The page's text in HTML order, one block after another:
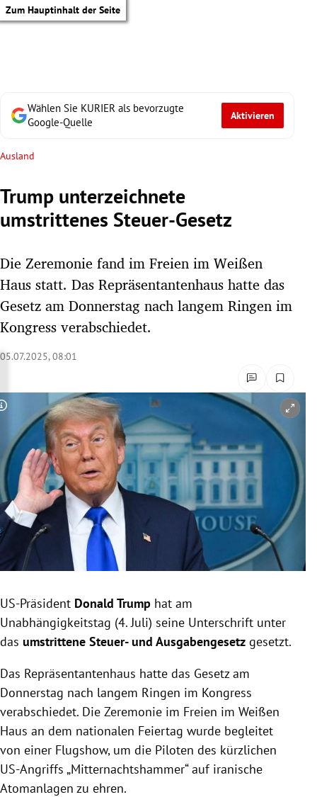
Zum Hauptinhalt der Seite
Untermenü
Untermenü
Untermenü
Untermenü
Untermenü
Untermenü
Untermenü
Untermenü
Untermenü
Untermenü
Wählen Sie KURIER als bevorzugte
Google-Quelle
Aktivieren
Ausland
Trump unterzeichnete
umstrittenes Steuer-Gesetz
Die Zeremonie fand im Freien im Weißen
Haus statt. Das Repräsentantenhaus hatte das
Gesetz am Donnerstag nach langem Ringen im
Kongress verabschiedet.
05.07.2025, 08:01
Copyright-Hinweis öffnen/schließen
US-Präsident Donald Trump hat am
Unabhängigkeitstag (4. Juli) seine Unterschrift unter
das umstrittene Steuer- und Ausgabengesetz gesetzt.
Das Repräsentantenhaus hatte das Gesetz am
Donnerstag nach langem Ringen im Kongress
verabschiedet. Die Zeremonie im Freien im Weißen
Haus an dem nationalen Feiertag wurde begleitet
von einer Flugshow, um die Piloten des kürzlichen
US-Angriffs „Mitternachtshammer“ auf iranische
Atomanlagen zu ehren.